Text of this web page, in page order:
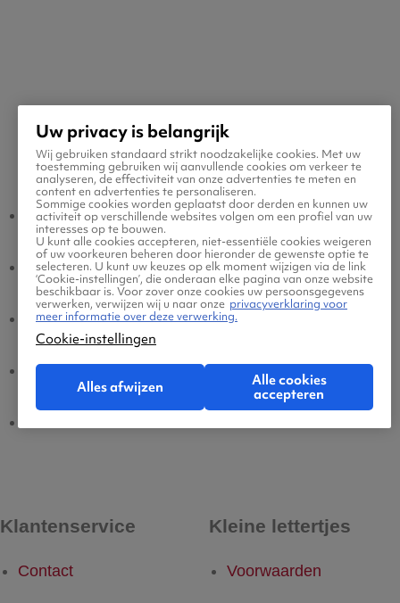
Populaire vluchten
Ibiza - Amsterdam Amsterdam - Ibiza
Ibiza - Eindhoven Eindhoven - Ibiza
Ibiza - Brussel Brussel - Ibiza
Ibiza - Dusseldorf Dusseldorf - Ibiza
Klantenservice
Contact
Kleine lettertjes
Voorwaarden
Uw privacy is belangrijk
Wij gebruiken standaard strikt noodzakelijke cookies. Met uw
toestemming gebruiken wij aanvullende cookies om verkeer te
analyseren, de effectiviteit van onze advertenties te meten en
content en advertenties te personaliseren.
Sommige cookies worden geplaatst door derden en kunnen uw
activiteit op verschillende websites volgen om een profiel van uw
interesses op te bouwen.
U kunt alle cookies accepteren, niet-essentiële cookies weigeren
of uw voorkeuren beheren door hieronder de gewenste optie te
selecteren. U kunt uw keuzes op elk moment wijzigen via de link
‘Cookie-instellingen’, die onderaan elke pagina van onze website
beschikbaar is. Voor zover onze cookies uw persoonsgegevens
verwerken, verwijzen wij u naar onze privacyverklaring voor
meer informatie over deze verwerking.
Cookie-instellingen
Alles afwijzen
Alle cookies
accepteren